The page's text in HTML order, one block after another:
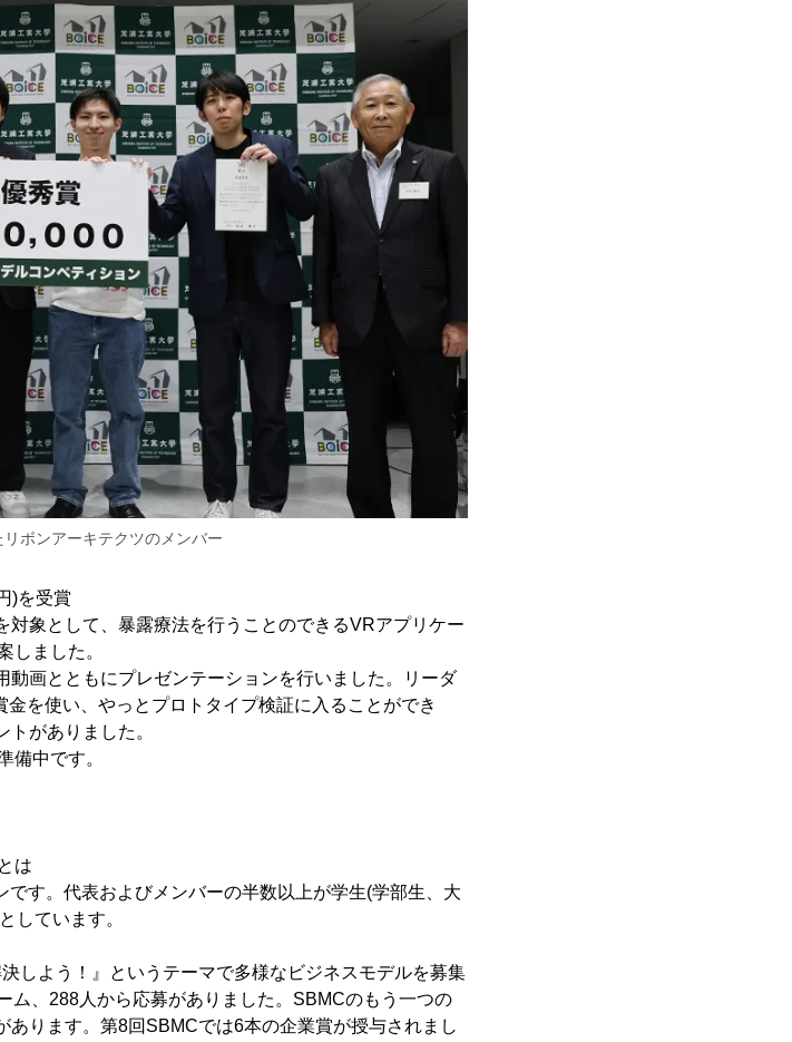
ボンアーキテクツのメンバー
)を受賞
対象として、暴露療法を行うことのできるVRアプリケー
しました。
画とともにプレゼンテーションを行いました。リーダ
を使い、やっとプロトタイプ検証に入ることができ
がありました。
備中です。
は
す。代表およびメンバーの半数以上が学生(学部生、大
しています。
しよう！』というテーマで多様なビジネスモデルを募集
ム、288人から応募がありました。SBMCのもう一つの
ります。第8回SBMCでは6本の企業賞が授与されまし